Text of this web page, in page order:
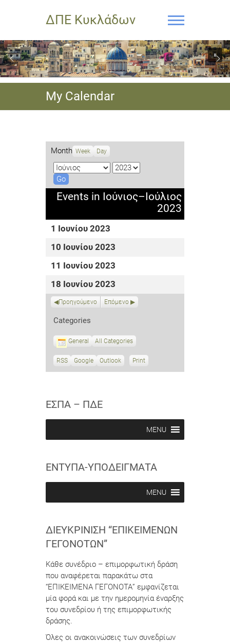
ΔΠΕ Κυκλάδων
My Calendar
Month Week Day
M
o
n
Y
a
r
Events in Ιούνιος–Ιούλιος
2023
1 Ιουνίου 2023
10 Ιουνίου 2023
11 Ιουνίου 2023
18 Ιουνίου 2023
Προηγούμενο Επόμενο
Categories
General All Categories
RSS
S
r
Google
S
r
Outlook Print
ΕΣΠΑ – ΠΔΕ
MENU
ΕΝΤΥΠΑ-ΥΠΟΔΕΙΓΜΑΤΑ
MENU
ΔΙΕΥΚΡΊΝΙΣΗ “ΕΠΙΚΕΊΜΕΝΩΝ
ΓΕΓΟΝΌΤΩΝ”
Κάθε συνέδριο – επιμορφωτική δράση
που αναφέρεται παρακάτω στα
“ΕΠΙΚΕΙΜΕΝΑ ΓΕΓΟΝΟΤΑ” εμφανίζεται
μία φορά και με την ημερομηνία έναρξης
του συνεδρίου ή της επιμορφωτικής
δράσης.
Όλες οι ανακοινώσεις των συνεδρίων